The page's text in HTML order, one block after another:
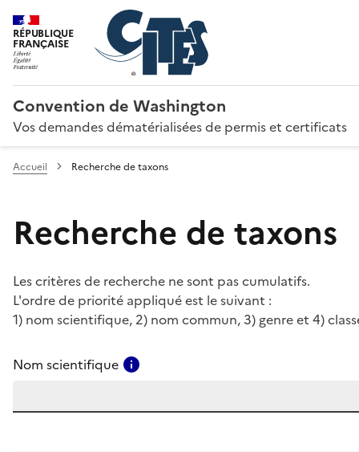
RÉPUBLIQUE
FRANÇAISE
Convention de Washington
Vos demandes dématérialisées de permis et certificats
Accueil Recherche de taxons
Recherche de taxons
Les critères de recherche ne sont pas cumulatifs.
L'ordre de priorité appliqué est le suivant :
1) nom scientifique, 2) nom commun, 3) genre et 4)
Nom scientifique